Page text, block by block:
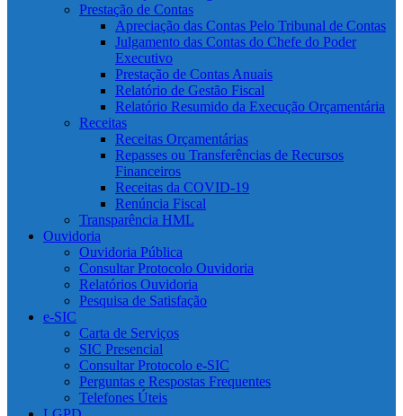
Prestação de Contas
Apreciação das Contas Pelo Tribunal de Contas
Julgamento das Contas do Chefe do Poder
Executivo
Prestação de Contas Anuais
Relatório de Gestão Fiscal
Relatório Resumido da Execução Orçamentária
Receitas
Receitas Orçamentárias
Repasses ou Transferências de Recursos
Financeiros
Receitas da COVID-19
Renúncia Fiscal
Transparência HML
Ouvidoria
Ouvidoria Pública
Consultar Protocolo Ouvidoria
Relatórios Ouvidoria
Pesquisa de Satisfação
e-SIC
Carta de Serviços
SIC Presencial
Consultar Protocolo e-SIC
Perguntas e Respostas Frequentes
Telefones Úteis